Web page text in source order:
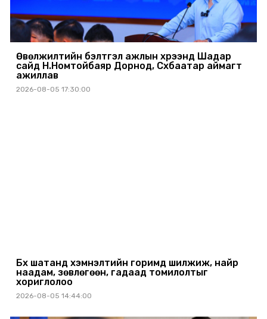
Өвөлжилтийн бэлтгэл ажлын хүрээнд Шадар
сайд Н.Номтойбаяр Дорнод, Сүхбаатар аймагт
ажиллав
2026-08-05 17:30:00
Бүх шатанд хэмнэлтийн горимд шилжиж, найр
наадам, зөвлөгөөн, гадаад томилолтыг
хориглолоо
2026-08-05 14:44:00